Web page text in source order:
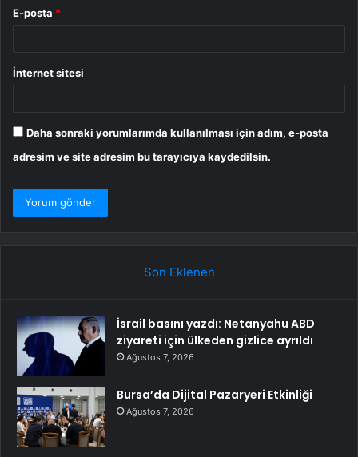
E-posta *
İnternet sitesi
Daha sonraki yorumlarımda kullanılması için adım, e-posta
adresim ve site adresim bu tarayıcıya kaydedilsin.
Son Eklenen
İsrail basını yazdı: Netanyahu ABD
ziyareti için ülkeden gizlice ayrıldı
Ağustos 7, 2026
Bursa’da Dijital Pazaryeri Etkinliği
Ağustos 7, 2026